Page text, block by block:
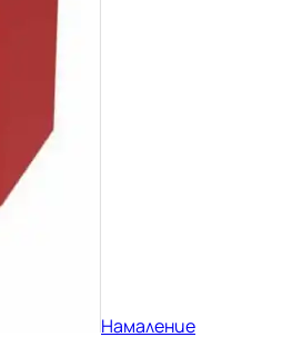
Намаление